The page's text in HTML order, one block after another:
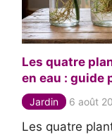
Les quatre
en eau : guide
Jardin 6 août
Les quatre